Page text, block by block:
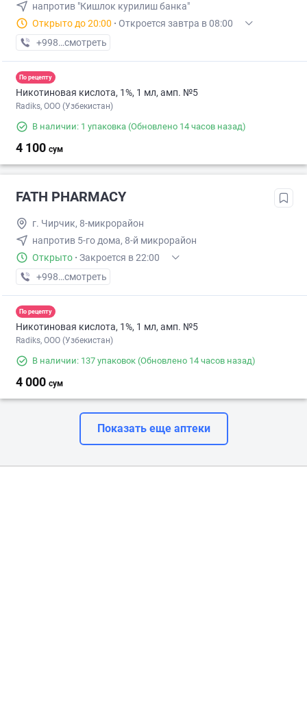
напротив "Кишлок курилиш банка"
Открыто до 20:00 · Откроется завтра в 08:00
+998 (77) XXX-XX-XX
смотреть
По рецепту
Никотиновая кислота, 1%, 1 мл, амп. №5
Radiks, ООО (Узбекистан)
В наличии: 1 упаковка (Обновлено 14 часов назад)
4 100 сум
FATH PHARMACY
г. Чирчик, 8-микрорайон
напротив 5-го дома, 8-й микрорайон
Открыто · Закроется в 22:00
+998 (70) XXX-XX-XX
смотреть
По рецепту
Никотиновая кислота, 1%, 1 мл, амп. №5
Radiks, ООО (Узбекистан)
В наличии: 137 упаковок (Обновлено 14 часов назад)
4 000 сум
Показать еще аптеки